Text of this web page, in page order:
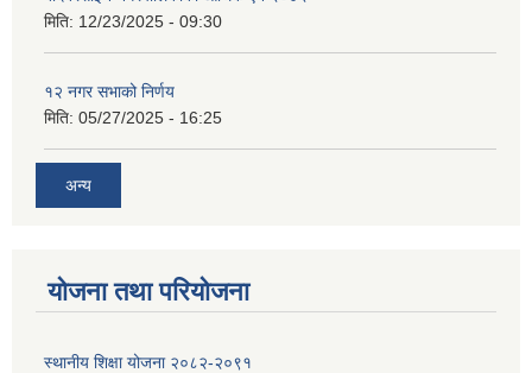
मिति: 12/23/2025 - 09:30
१२ नगर सभाको निर्णय
मिति: 05/27/2025 - 16:25
अन्य
योजना तथा परियोजना
स्थानीय शिक्षा योजना २०८२-२०९१